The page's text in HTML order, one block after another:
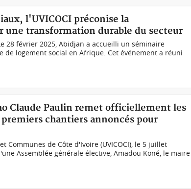
l'UVICOCI préconise la
transformation durable du secteur
28 février 2025, Abidjan a accueilli un séminaire
logement social en Afrique. Cet événement a réuni
Claude Paulin remet officiellement les
chantiers annoncés pour
Communes de Côte d'Ivoire (UVICOCI), le 5 juillet
Assemblée générale élective, Amadou Koné, le maire